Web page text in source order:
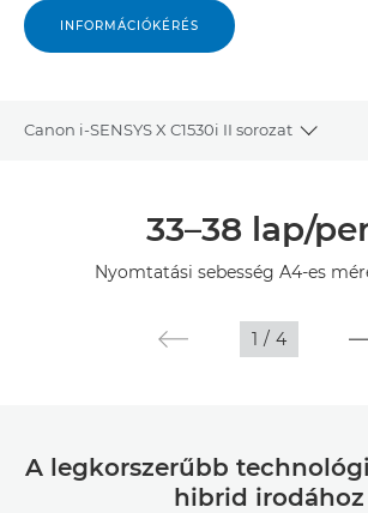
INFORMÁCIÓKÉRÉS
Canon i-SENSYS X C1530i II sorozat
Toggle
33–38 lap/
Nyomtatási sebesség A4-es
1 / 4
A legkorszerűbb
hibrid irodához